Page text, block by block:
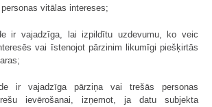
vitālas intereses;
ir vajadzīga, lai izpildītu uzdevumu, ko veic
vai īstenojot pārzinim likumīgi piešķirtās
ir vajadzīga pārziņa vai trešās personas
ievērošanai, izņemot, ja datu subjekta